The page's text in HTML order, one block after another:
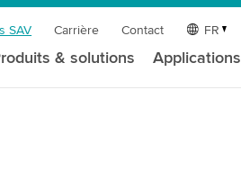
SAV Carrière Contact FR
& solutions Applications